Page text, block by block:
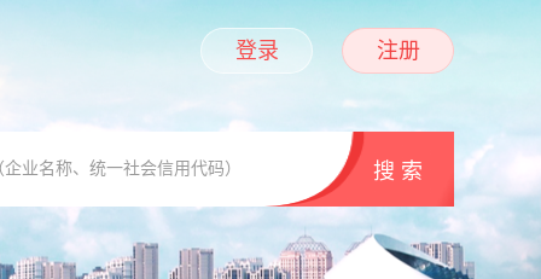
登录 注册